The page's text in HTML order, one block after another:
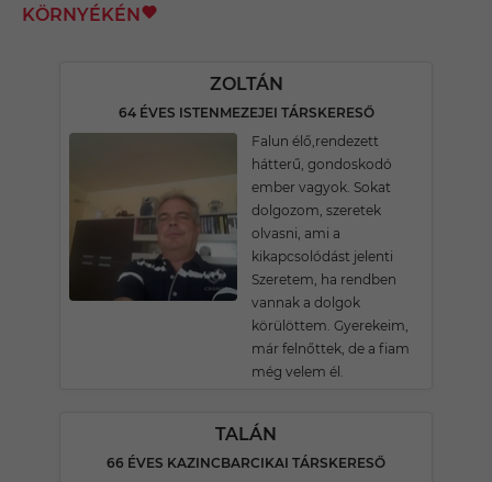
KÖRNYÉKÉN
ZOLTÁN
64 ÉVES ISTENMEZEJEI TÁRSKERESŐ
Falun élő,rendezett
hátterű, gondoskodó
ember vagyok. Sokat
dolgozom, szeretek
olvasni, ami a
kikapcsolódást jelenti
Szeretem, ha rendben
vannak a dolgok
körülöttem. Gyerekeim,
már felnőttek, de a fiam
még velem él.
TALÁN
66 ÉVES KAZINCBARCIKAI TÁRSKERESŐ